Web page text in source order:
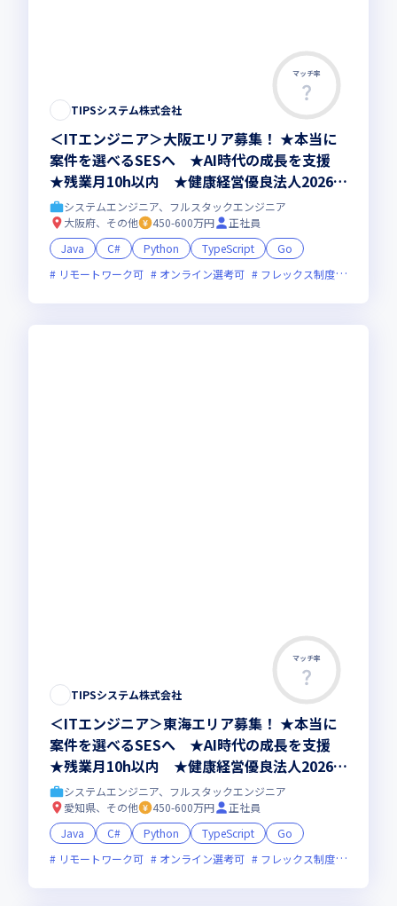
マッチ率
TIPSシステム株式会社
＜ITエンジニア＞大阪エリア募集！ ★本当に
案件を選べるSESへ ★AI時代の成長を支援
★残業月10h以内 ★健康経営優良法人2026認
定システムエンジニア、フルスタックエンジニア
大阪府、その他
450-600万円
正社員
Java
C# Python TypeScript
Go
リモートワーク可
オンライン選考可 フレックス制度あり
マッチ率
TIPSシステム株式会社
＜ITエンジニア＞東海エリア募集！ ★本当に
案件を選べるSESへ ★AI時代の成長を支援
★残業月10h以内 ★健康経営優良法人2026認
定システムエンジニア、フルスタックエンジニア
愛知県、その他
450-600万円
正社員
Java
C# Python TypeScript
Go
リモートワーク可
オンライン選考可 フレックス制度あり